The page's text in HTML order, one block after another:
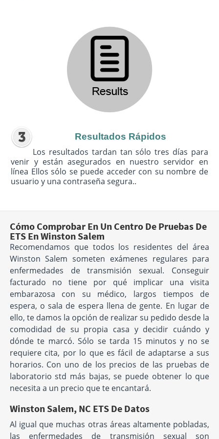
Resultados Rápidos
Los resultados tardan tan sólo tres días para
venir y están asegurados en nuestro servidor en
línea Ellos sólo se puede acceder con su nombre de
usuario y una contraseña segura..
Cómo Comprobar En Un Centro De Pruebas De
ETS En Winston Salem
Recomendamos que todos los residentes del área
Winston Salem someten exámenes regulares para
enfermedades de transmisión sexual. Conseguir
facturado no tiene por qué implicar una visita
embarazosa con su médico, largos tiempos de
espera, o sala de espera llena de gente. En lugar de
ello, te damos la opción de realizar su pedido desde la
comodidad de su propia casa y decidir cuándo y
dónde te marcó. Sólo se tarda 15 minutos y no se
requiere cita, por lo que es fácil de adaptarse a sus
horarios. Con uno de los precios de las pruebas de
laboratorio std más bajas, se puede obtener lo que
necesita a un precio que te encantará.
Winston Salem, NC ETS De Datos
Al igual que muchas otras áreas altamente pobladas,
las enfermedades de transmisión sexual son